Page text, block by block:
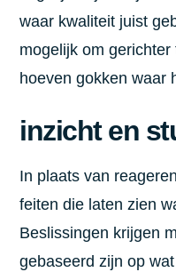
waar kwaliteit juist
mogelijk om
hoeven gokken waar
inzicht en
In plaats van
feiten die laten zien
Beslissingen krijgen
gebaseerd zijn op